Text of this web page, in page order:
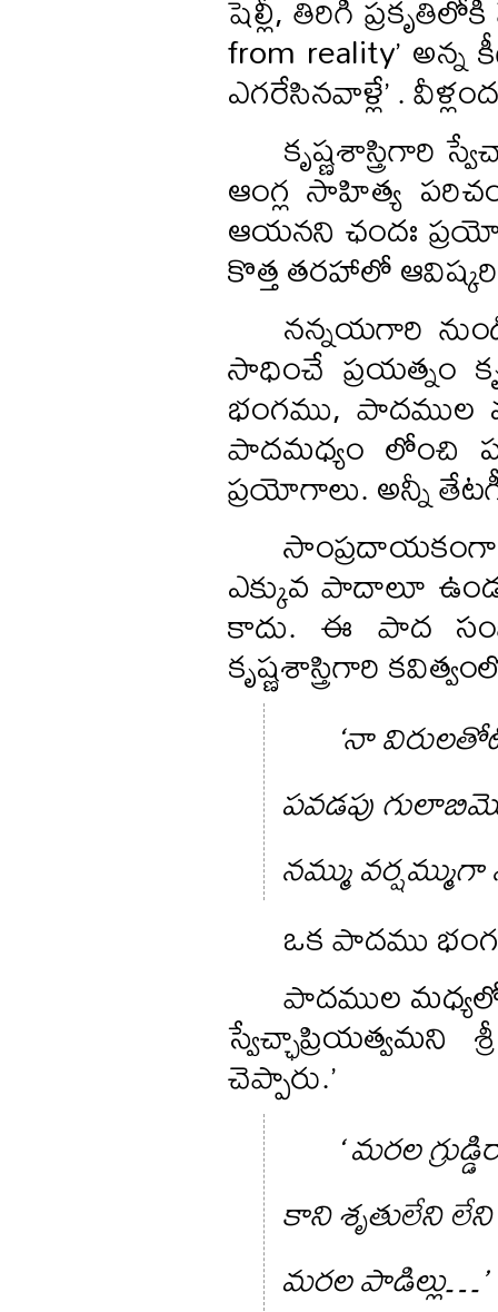
from reality’
ఎగరేసినవాళ్లే’ .
కృష్ణశాస్త్రిగారి
ఆంగ్ల సాహిత్య
ఆయనని ఛందః
కొత్త తరహాలో
నన్నయగారి
సాధించే ప్రయత్నం
భంగము, పాదముల
పాదమధ్యం లోంచి
ప్రయోగాలు. అన్నీ
ఎక్కువ పాదాలూ
కాదు. ఈ పాద
కృష్ణశాస్త్రిగారి
‘నా
పవడపు
నమ్ము
ఒక పాదము
పాదముల
స్వేచ్ఛాప్రియత్వమని
చెప్పారు.’
‘ మరల
కాని శృతులేని
మరల పాడిల్లు…’